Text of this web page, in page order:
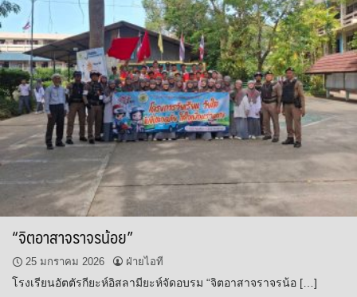
“จิตอาสาจราจรน้อย”
25 มกราคม 2026 ฝ่ายไอที
โรงเรียนอัตตัรกียะห์อิสลามียะห์จัดอบรม “จิตอาสาจราจรน้อ […]